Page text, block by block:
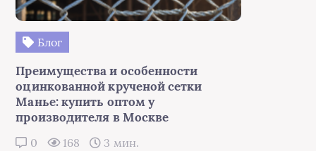
Блог
Преимущества и особенности
оцинкованной крученой сетки
Манье: купить оптом у
производителя в Москве
0 168 3 мин.